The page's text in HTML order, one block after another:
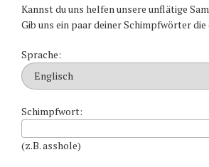
Kannst du uns helfen unsere unflätige
Gib uns ein paar deiner Schimpfwörter die
Sprache:
Schimpfwort:
(z.B. asshole)